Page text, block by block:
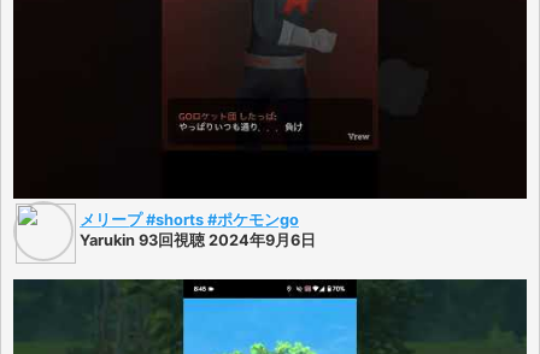
メリープ #shorts #ポケモンgo
Yarukin 93回視聴 2024年9月6日